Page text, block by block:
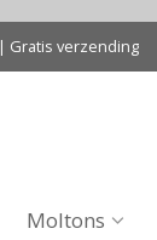
| Gratis verzending
Moltons